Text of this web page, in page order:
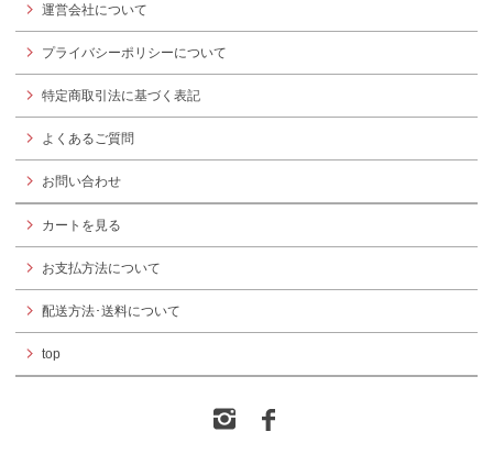
運営会社について
プライバシーポリシーについて
特定商取引法に基づく表記
よくあるご質問
お問い合わせ
カートを見る
お支払方法について
配送方法･送料について
top